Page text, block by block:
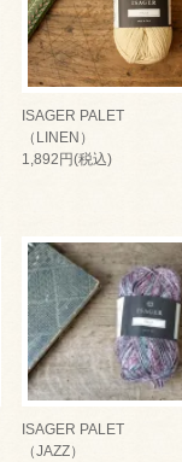
ISAGER PALET
（LINEN）
1,892円(税込)
ISAGER PALET
（JAZZ）